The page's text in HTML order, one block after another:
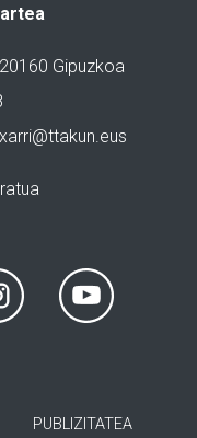
Gipuzkoa
PUBLIZITATEA